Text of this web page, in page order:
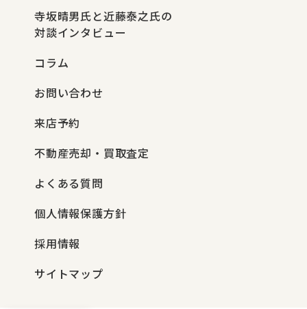
寺坂晴男氏と近藤泰之氏の
対談インタビュー
コラム
お問い合わせ
来店予約
不動産売却・買取査定
よくある質問
個人情報保護方針
採用情報
サイトマップ